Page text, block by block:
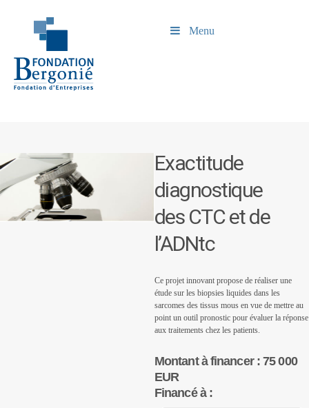
Menu
Exactitude
diagnostique
des CTC et de
l’ADNtc
Ce projet innovant propose de réaliser une
étude sur les biopsies liquides dans les
sarcomes des tissus mous en vue de mettre au
point un outil pronostic pour évaluer la réponse
aux traitements chez les patients.
Montant à financer : 75 000
EUR
Financé à :